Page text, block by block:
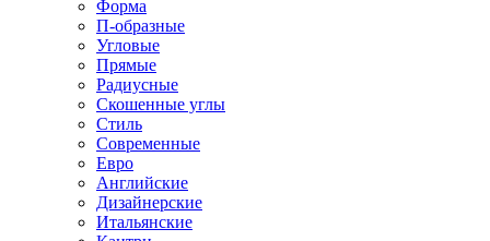
Форма
П-образные
Угловые
Прямые
Радиусные
Скошенные углы
Стиль
Современные
Евро
Английские
Дизайнерские
Итальянские